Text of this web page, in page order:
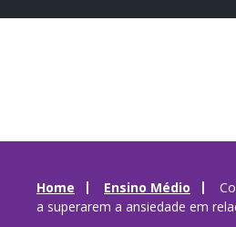
Home Ensino Médio
a superarem a ansiedade em